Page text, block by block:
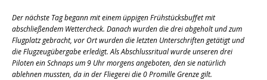
Der nächste Tag begann mit einem üppigen Frühstücksbuffet mit
abschließendem Wettercheck. Danach wurden die drei abgeholt und zum
Flugplatz gebracht, vor Ort wurden die letzten Unterschriften getätigt und
die Flugzeugübergabe erledigt. Als Abschlussritual wurde unseren drei
Piloten ein Schnaps um 9 Uhr morgens angeboten, den sie natürlich
ablehnen mussten, da in der Fliegerei die 0 Promille Grenze gilt.